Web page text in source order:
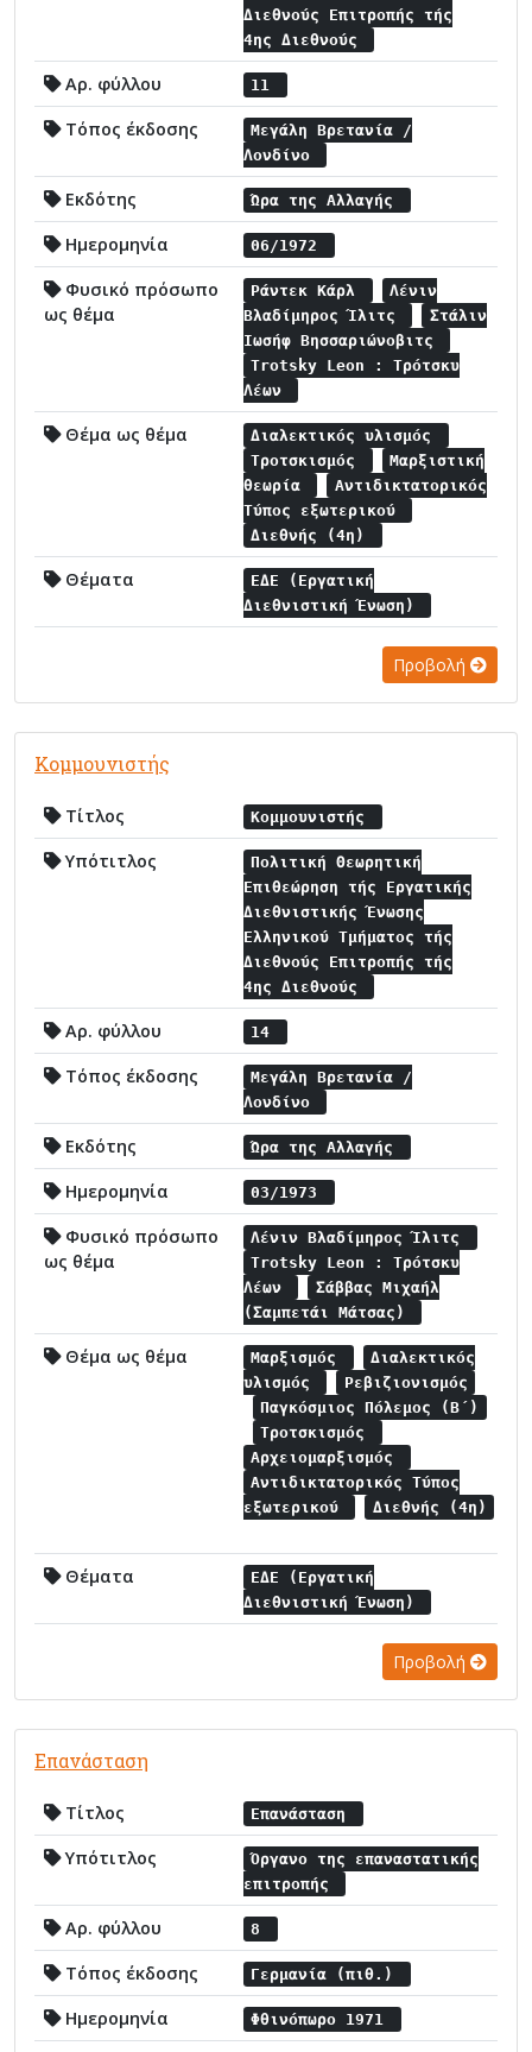
Διεθνούς Επιτροπής τής
4ης Διεθνούς
Αρ. φύλλου 11
Τόπος έκδοσης
Μεγάλη Βρετανία /
Λονδίνο
Εκδότης Ώρα της Αλλαγής
Ημερομηνία 06/1972
Φυσικό πρόσωπο
ως θέμα
Ράντεκ Κάρλ
Λένιν
Βλαδίμηρος Ίλιτς
Στάλιν
Ιωσήφ Βησσαριώνοβιτς
Trotsky Leon : Τρότσκυ
Λέων
Θέμα ως θέμα
Διαλεκτικός υλισμός
Τροτσκισμός
Μαρξιστική
θεωρία
Αντιδικτατορικός
Τύπος εξωτερικού
Διεθνής (4η)
Θέματα
ΕΔΕ (Εργατική
Διεθνιστική Ένωση)
Προβολή
Κομμουνιστής
Τίτλος Κομμουνιστής
Υπότιτλος
Πολιτική Θεωρητική
Επιθεώρηση τής Εργατικής
Διεθνιστικής Ένωσης
Ελληνικού Τμήματος τής
Διεθνούς Επιτροπής τής
4ης Διεθνούς
Αρ. φύλλου 14
Τόπος έκδοσης
Μεγάλη Βρετανία /
Λονδίνο
Εκδότης Ώρα της Αλλαγής
Ημερομηνία 03/1973
Φυσικό πρόσωπο
ως θέμα
Λένιν Βλαδίμηρος Ίλιτς
Trotsky Leon : Τρότσκυ
Λέων
Σάββας Μιχαήλ
(Σαμπετάι Μάτσας)
Θέμα ως θέμα Μαρξισμός
Διαλεκτικός
υλισμός
Ρεβιζιονισμός
Παγκόσμιος Πόλεμος (Β΄)
Τροτσκισμός
Αρχειομαρξισμός
Αντιδικτατορικός Τύπος
εξωτερικού
Διεθνής (4η)
Θέματα
ΕΔΕ (Εργατική
Διεθνιστική Ένωση)
Προβολή
Επανάσταση
Τίτλος Επανάσταση
Υπότιτλος
Όργανο της επαναστατικής
επιτροπής
Αρ. φύλλου 8
Τόπος έκδοσης Γερμανία (πιθ.)
Ημερομηνία Φθινόπωρο 1971